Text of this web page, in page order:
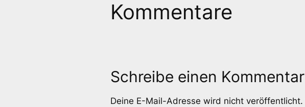
Kommentare
Schreibe einen Kommentar
Deine E-Mail-Adresse wird nicht veröffentlicht.